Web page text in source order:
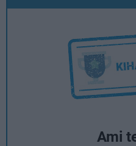
Ami